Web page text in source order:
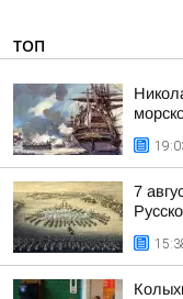
ТОП
7